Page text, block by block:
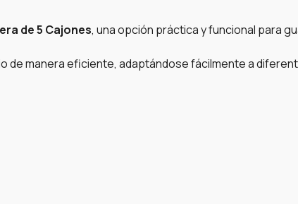
de 5 Cajones, una opción práctica y funcional para
de manera eficiente, adaptándose fácilmente a